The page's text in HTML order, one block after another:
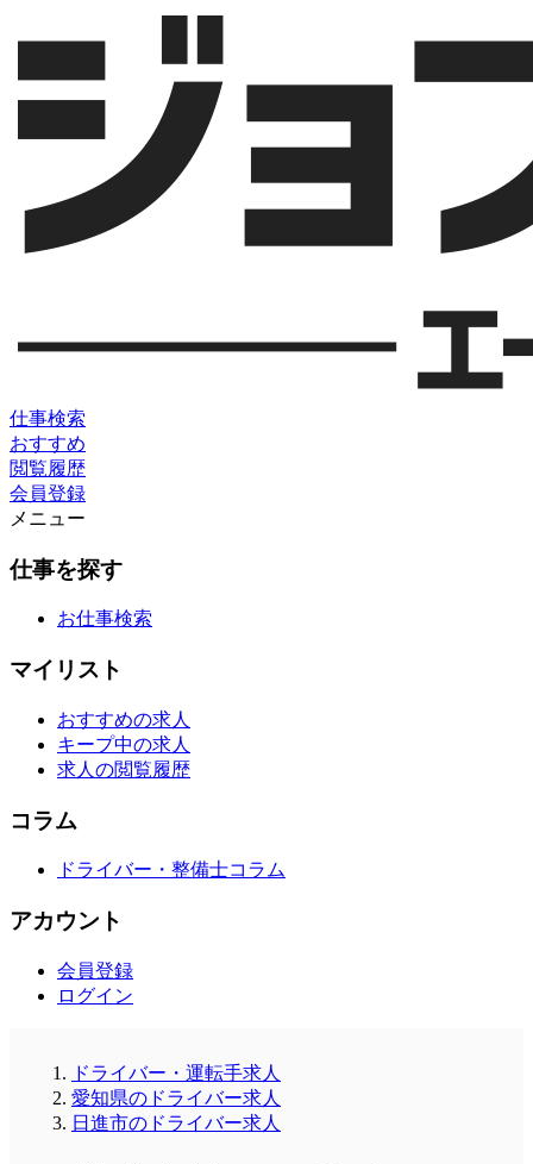
仕事検索
おすすめ
閲覧履歴
会員登録
メニュー
仕事を探す
お仕事検索
マイリスト
おすすめの求人
キープ中の求人
求人の閲覧履歴
コラム
ドライバー・整備士コラム
アカウント
会員登録
ログイン
ドライバー・運転手求人
愛知県のドライバー求人
日進市のドライバー求人